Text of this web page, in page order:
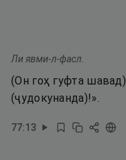
Ли явми-л-фасл.
(Он гоҳ гуфта
(ҷудокунанда)!».
77:13